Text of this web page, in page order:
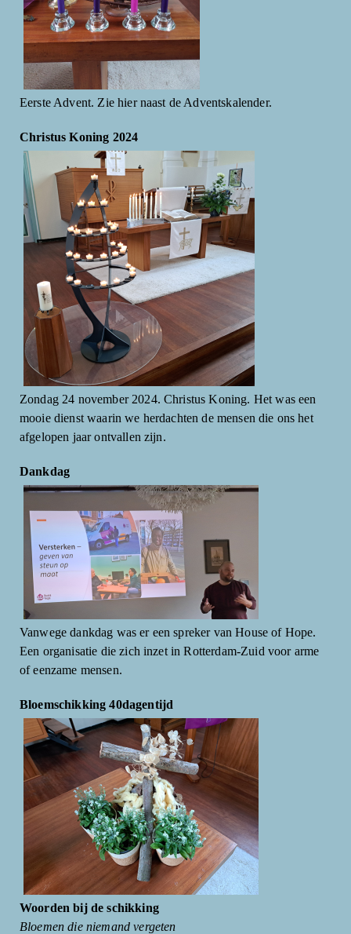
Eerste Advent. Zie hier naast de Adventskalender.
Christus Koning 2024
Zondag 24 november 2024. Christus Koning. Het was een
mooie dienst waarin we herdachten de mensen die ons het
afgelopen jaar ontvallen zijn.
Dankdag
Vanwege dankdag was er een spreker van House of Hope.
Een organisatie die zich inzet in Rotterdam-Zuid voor arme
of eenzame mensen.
Bloemschikking 40dagentijd
Woorden bij de schikking
Bloemen die niemand vergeten